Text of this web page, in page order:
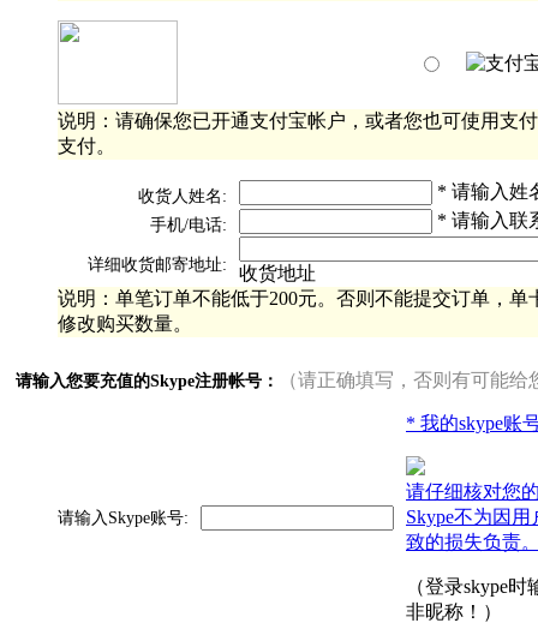
说明：请确保您已开通支付宝帐户，或者您也可使用支
支付。
收货人姓名: * 请输入姓
手机/电话: * 请输入联
详细收货邮寄地址:
收货地址
说明：单笔订单不能低于200元。否则不能提交订单，单
修改购买数量。
请输入您要充值的Skype注册帐号： （请正确填写，否则有可能给
请输入Skype账号:
* 我的skype账
请仔细核对您
Skype不为因
致的损失负责
（登录skype
非昵称！）